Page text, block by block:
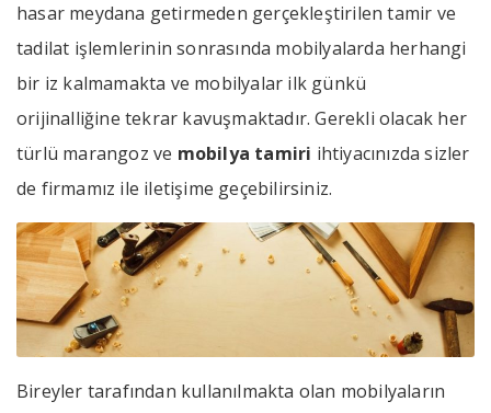
hasar meydana getirmeden gerçekleştirilen tamir ve
tadilat işlemlerinin sonrasında mobilyalarda herhangi
bir iz kalmamakta ve mobilyalar ilk günkü
orijinalliğine tekrar kavuşmaktadır. Gerekli olacak her
türlü marangoz ve mobilya tamiri ihtiyacınızda sizler
de firmamız ile iletişime geçebilirsiniz.
Bireyler tarafından kullanılmakta olan mobilyaların